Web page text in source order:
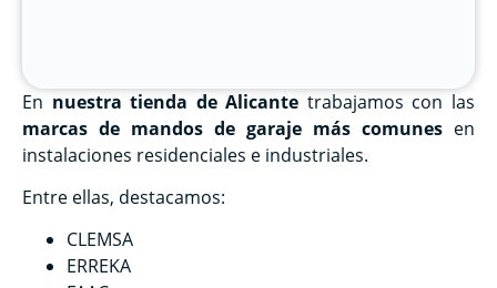
En nuestra tienda de Alicante trabajamos con las
marcas de mandos de garaje más comunes en
instalaciones residenciales e industriales.
Entre ellas, destacamos:
CLEMSA
ERREKA